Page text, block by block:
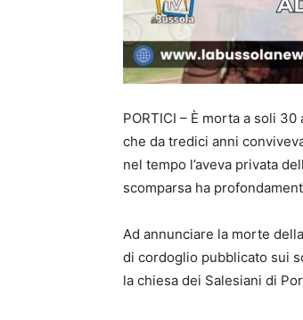
PORTICI – È morta a soli
che da tredici anni
nel tempo l’aveva privata
scomparsa ha
Ad annunciare la morte
di cordoglio pubblicato sui
la chiesa dei Salesiani di